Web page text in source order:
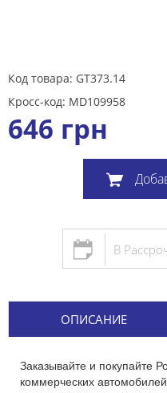
Код товара: GT373.14
Кросс-код: MD109958
646 грн
В
ОПИСАНИЕ
Заказывайте и покупайте
коммерческих